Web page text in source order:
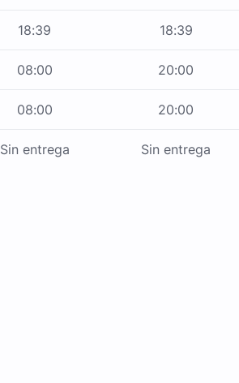
18:39 18:39
08:00 20:00
08:00 20:00
Sin entrega Sin entrega